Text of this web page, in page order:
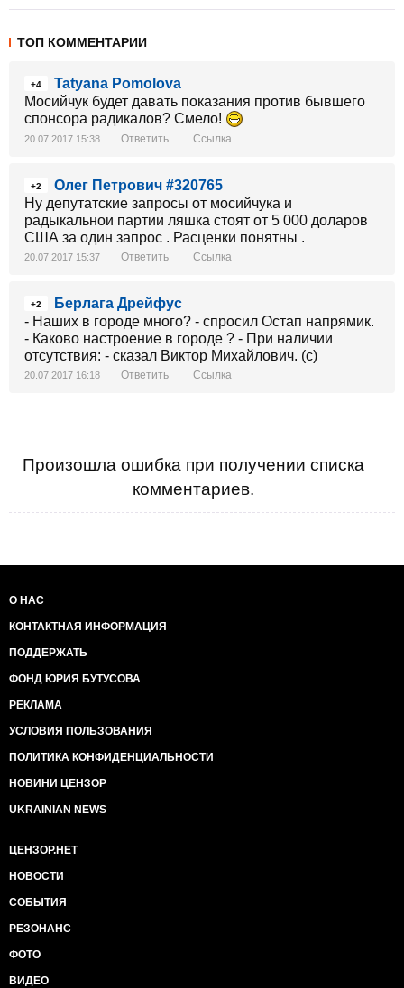
ТОП КОММЕНТАРИИ
+4
Tatyana Pomolova
Мосийчук будет давать показания против бывшего
спонсора радикалов? Смело!
20.07.2017 15:38 Ответить Ссылка
+2
Олег Петрович #320765
Ну депутатские запросы от мосийчука и
радыкальнои партии ляшка стоят от 5 000 доларов
США за один запрос . Расценки понятны .
20.07.2017 15:37 Ответить Ссылка
+2
Берлага Дрейфус
- Наших в городе много? - спросил Остап напрямик.
- Каково настроение в городе ? - При наличии
отсутствия: - сказал Виктор Михайлович. (с)
20.07.2017 16:18 Ответить Ссылка
Произошла ошибка при получении списка
комментариев.
О НАС
КОНТАКТНАЯ ИНФОРМАЦИЯ
ПОДДЕРЖАТЬ
ФОНД ЮРИЯ БУТУСОВА
РЕКЛАМА
УСЛОВИЯ ПОЛЬЗОВАНИЯ
ПОЛИТИКА КОНФИДЕНЦИАЛЬНОСТИ
НОВИНИ ЦЕНЗОР
UKRAINIAN NEWS
ЦЕНЗОР.НЕТ
НОВОСТИ
СОБЫТИЯ
РЕЗОНАНС
ФОТО
ВИДЕО